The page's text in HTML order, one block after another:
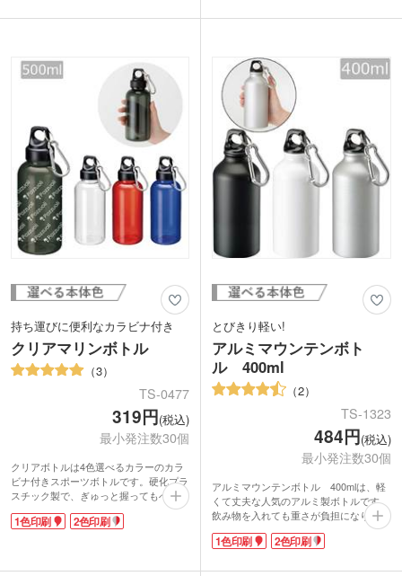
躍。
回転シルク印刷でぐるっと大きく印刷す
ることも可能です。お店のロゴやイラス
トを印刷してオリジナルボトルを作成で
きますよ。開店記念品や周年記念品、キ
ャンペーンのノベルティとしておすすめ
です。
を開けてサッと飲むことができます。
きる回転シルクが可能。半永久的に残る
レーザー加工にも対応しており周年記念
やスポーツクラブの入会特典などこだわ
りのあるプレゼントにぴったりです。
持ち運びに便利なカラビナ付き
クリアマリンボトル
3
TS-0477
319円(税込)
最小発注数30個
クリアボトルは4色選べるカラーのカラ
ビナ付きスポーツボトルです。硬化プラ
スチック製で、ぎゅっと握ってもへこみ
ません。ボディにぐるっと大きな印刷が
可能で、小ロットからオリジナルクリア
と同じです。
1色印刷 2色印刷
とびきり軽い!
アルミマウンテンボト
ル 400ml
2
TS-1323
484円(税込)
最小発注数30個
アルミマウンテンボトル 400mlは、軽
くて丈夫な人気のアルミ製ボトルです。
飲み物を入れても重さが負担になりませ
ん。容量は400mlで、レジャーにはもち
ろん、通勤・通学にもちょうどいい適度
映えるマットな質感のボトルです。
1色印刷 2色印刷